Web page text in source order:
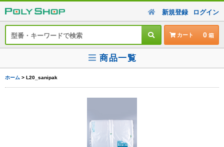
新規登録 ログイン
カート 0
商品一覧
ホーム > L20_sanipak